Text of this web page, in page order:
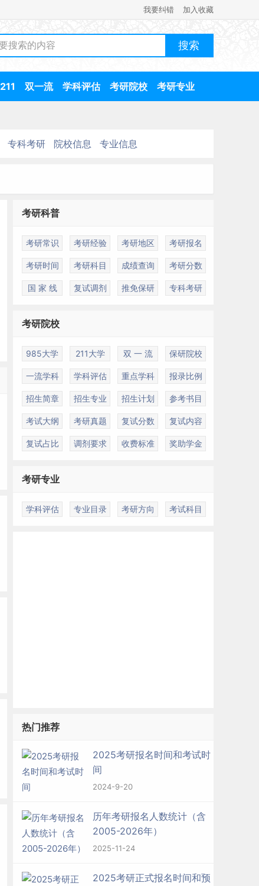
我要纠错 加入收藏
211 双一流 学科评估 考研院校 考研专业
专科考研 院校信息 专业信息
考研科普
考研常识 考研经验 考研地区 考研报名
考研时间 考研科目 成绩查询 考研分数
国 家 线 复试调剂 推免保研 专科考研
考研院校
985大学 211大学 双 一 流 保研院校
一流学科 学科评估 重点学科 报录比例
招生简章 招生专业 招生计划 参考书目
考试大纲 考研真题 复试分数 复试内容
复试占比 调剂要求 收费标准 奖助学金
考研专业
学科评估 专业目录 考研方向 考试科目
热门推荐
2025考研报名时间和考试时
间
2024-9-20
历年考研报名人数统计（含
2005-2026年）
2025-11-24
2025考研正式报名时间和预